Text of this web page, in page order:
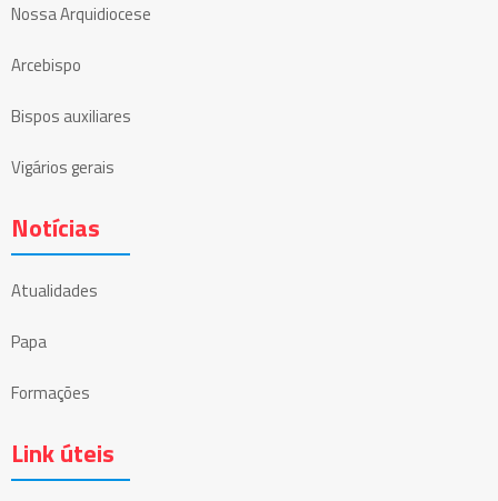
Nossa Arquidiocese
Arcebispo
Bispos auxiliares
Vigários gerais
Notícias
Atualidades
Papa
Formações
Link úteis